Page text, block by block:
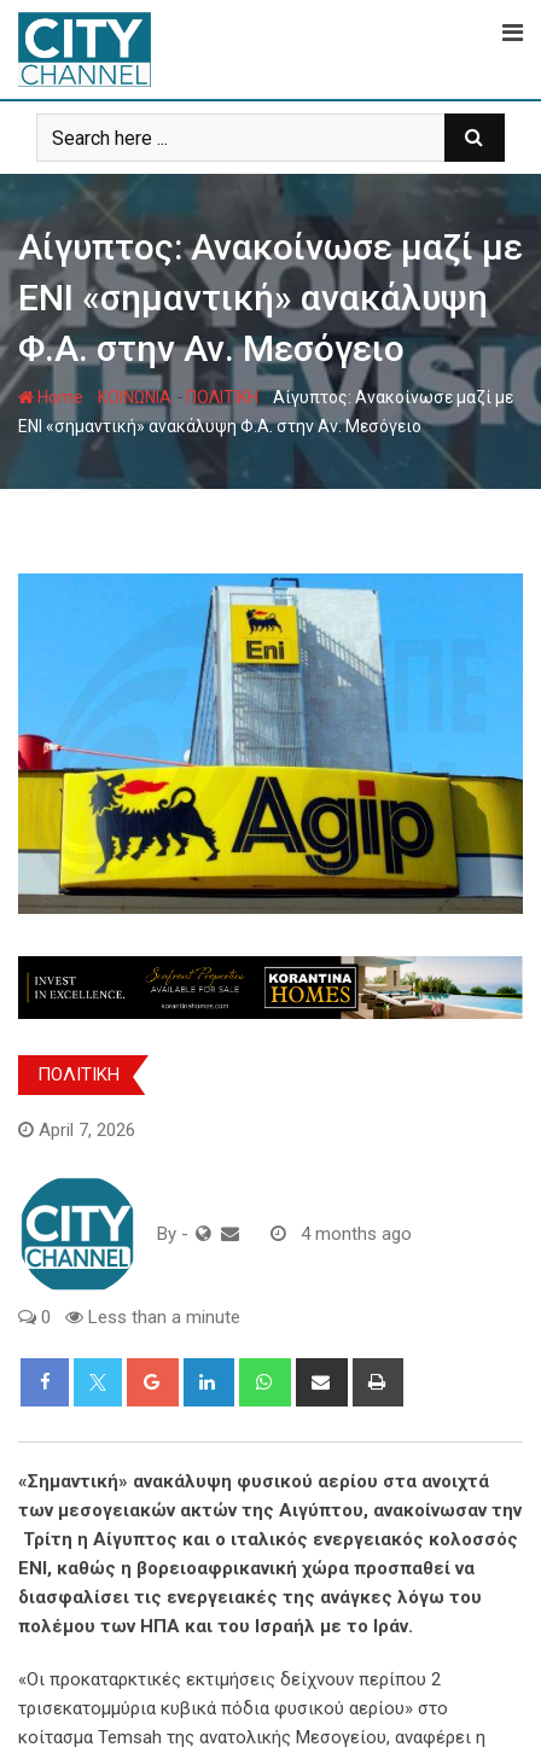
Skip
content
Αίγυπτος: Ανακοίνωσε μαζί με
ΕΝΙ «σημαντική» ανακάλυψη
Φ.Α. στην Αν. Μεσόγειο
Home - ΚΟΙΝΩΝΙΑ - ΠΟΛΙΤΙΚΗ-Αίγυπτος: Ανακοίνωσε μαζί με
ΕΝΙ «σημαντική» ανακάλυψη Φ.Α. στην Αν. Μεσόγειο
ΠΟΛΙΤΙΚΗ
April 7, 2026
By - 4 months ago
0 Less than a minute
Google+ LinkedIn WhatsappShare
«Σημαντική» ανακάλυψη φυσικού αερίου στα ανοιχτά
των μεσογειακών ακτών της Αιγύπτου, ανακοίνωσαν την
Τρίτη η Αίγυπτος και ο ιταλικός ενεργειακός κολοσσός
ENI, καθώς η βορειοαφρικανική χώρα προσπαθεί να
διασφαλίσει τις ενεργειακές της ανάγκες λόγω του
πολέμου των ΗΠΑ και του Ισραήλ με το Ιράν.
«Οι προκαταρκτικές εκτιμήσεις δείχνουν περίπου 2
τρισεκατομμύρια κυβικά πόδια φυσικού αερίου» στο
κοίτασμα Temsah της ανατολικής Μεσογείου, αναφέρει η